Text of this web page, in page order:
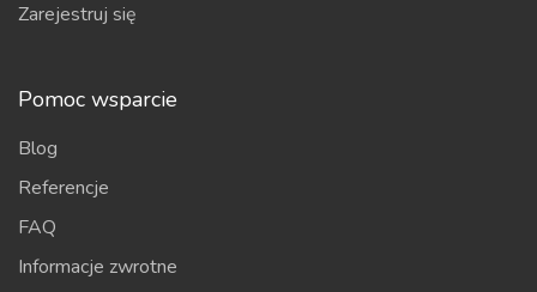
Zarejestruj się
Pomoc wsparcie
Blog
Referencje
FAQ
Informacje zwrotne